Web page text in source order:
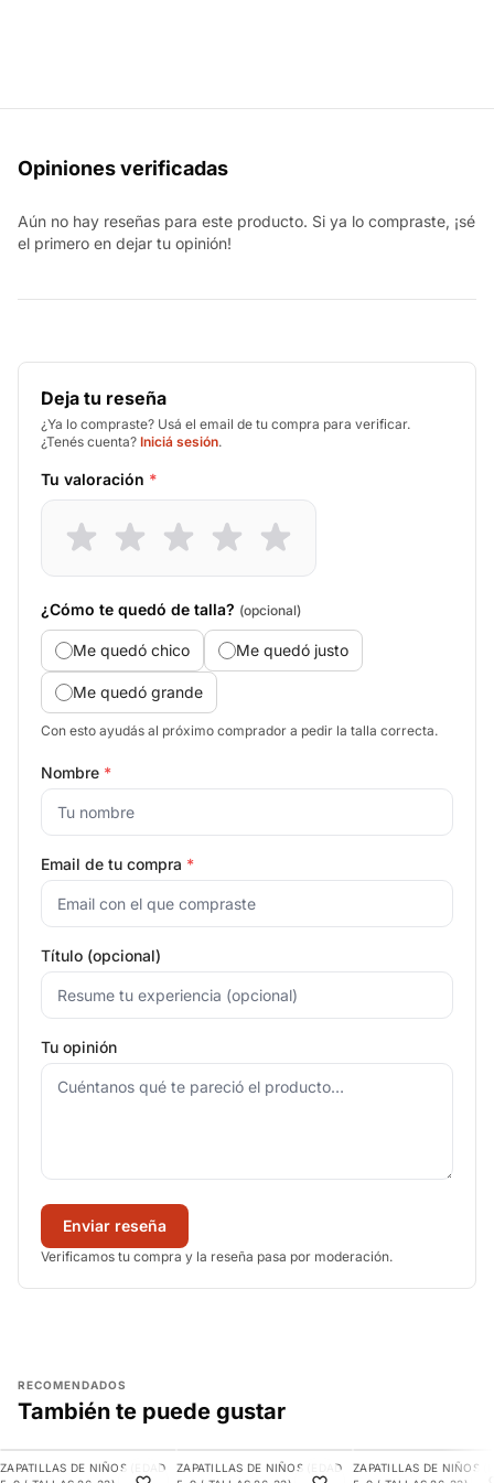
Opiniones verificadas
Aún no hay reseñas para este producto. Si ya lo compraste, ¡sé
el primero en dejar tu opinión!
Deja tu reseña
¿Ya lo compraste? Usá el email de tu compra para verificar.
¿Tenés cuenta? Iniciá sesión.
Tu valoración *
¿Cómo te quedó de talla? (opcional)
Me quedó chico Me quedó justo
Me quedó grande
Con esto ayudás al próximo comprador a pedir la talla correcta.
Nombre *
Email de tu compra *
Título (opcional)
Tu opinión
Enviar reseña
Verificamos tu compra y la reseña pasa por moderación.
RECOMENDADOS
También te puede gustar
-30%
AGREGAR
ZAPATILLAS DE NIÑOS (EDAD
-10%
AGREGAR
ZAPATILLAS DE NIÑOS (EDAD
-29%
ZAPATILLAS DE NIÑOS